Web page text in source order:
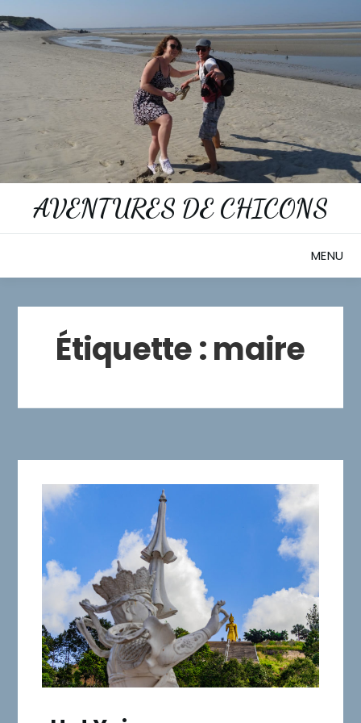
to
content
AVENTURES DE CHICONS
MENU
Étiquette :maire